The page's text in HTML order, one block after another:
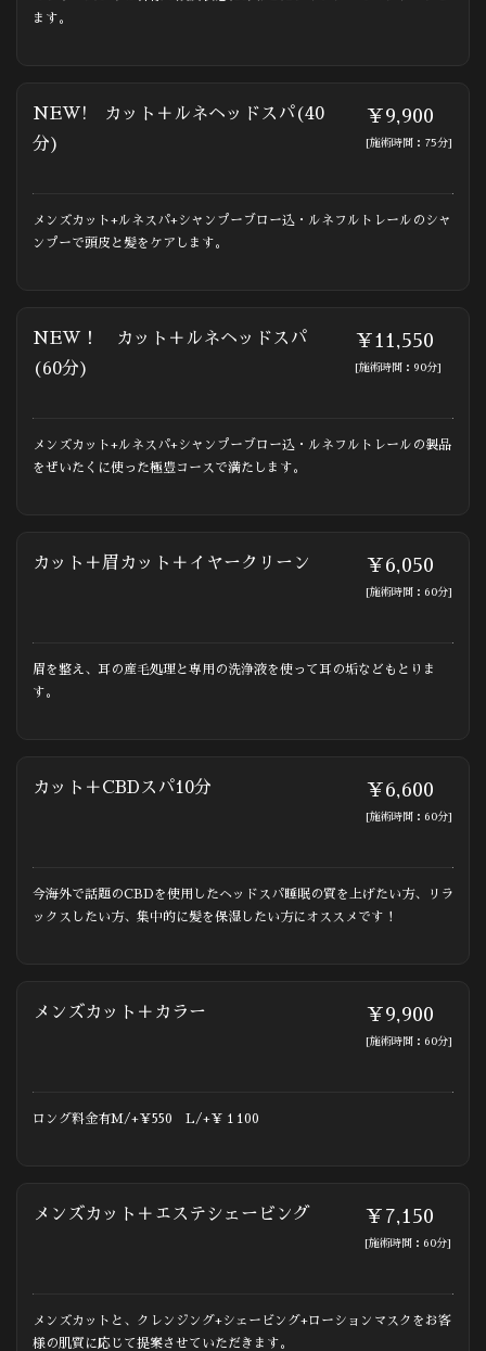
ます。
NEW! カット＋ルネヘッドスパ(40
分)
￥9,900
[施術時間：75分]
メンズカット+ルネスパ+シャンプーブロー込・ルネフルトレールのシャ
ンプーで頭皮と髪をケアします。
NEW！ カット＋ルネヘッドスパ
(60分)
￥11,550
[施術時間：90分]
メンズカット+ルネスパ+シャンプーブロー込・ルネフルトレールの製品
をぜいたくに使った極豊コースで満たします。
カット＋眉カット＋イヤークリーン ￥6,050
[施術時間：60分]
眉を整え、耳の産毛処理と専用の洗浄液を使って耳の垢などもとりま
す。
カット＋CBDスパ10分 ￥6,600
[施術時間：60分]
今海外で話題のCBDを使用したヘッドスパ睡眠の質を上げたい方、リラ
ックスしたい方、集中的に髪を保湿したい方にオススメです！
メンズカット＋カラー ￥9,900
[施術時間：60分]
ロング料金有M/+￥550 L/+￥１100
メンズカット＋エステシェービング ￥7,150
[施術時間：60分]
メンズカットと、クレンジング+シェービング+ローションマスクをお客
様の肌質に応じて提案させていただきます。